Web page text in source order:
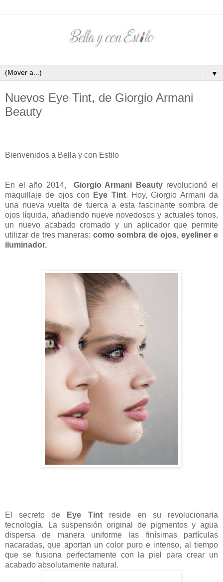
▼
Nuevos Eye Tint, de Giorgio Armani
Beauty
Bienvenidos a Bella y con Estilo
En el año 2014, Giorgio Armani Beautyrevolucionó el
maquillaje de ojos con
Eye Tint. Hoy, Giorgio Armani da
una nueva vuelta de tuerca a esta fascinante sombra de
ojos líquida, añadiendo nueve novedosos y actuales tonos,
un nuevo acabado cromado y un aplicador que permite
utilizar de tres maneras: como sombra de ojos, eyeliner e
iluminador.
El secreto de Eye Tintreside en su revolucionaria
tecnología. La suspensión original de pigmentos y agua
dispersa de manera uniforme las finísimas partículas
nacaradas, que aportan un color puro e intenso, al tiempo
que se fusiona perfectamente con la piel para crear un
acabado absolutamente natural.